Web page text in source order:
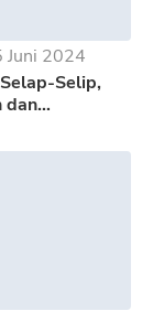
Juni 2024
Selip,
dan